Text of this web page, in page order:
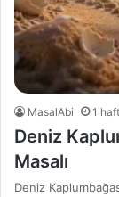
MasalAbi 1
Deniz
Masalı
Deniz